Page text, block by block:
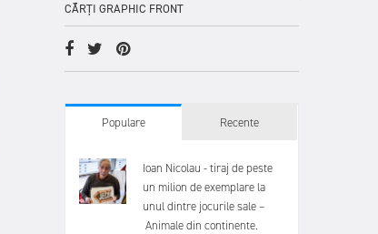
CĂRȚI GRAPHIC FRONT
Populare Recente
Ioan Nicolau - tiraj de peste
un milion de exemplare la
unul dintre jocurile sale –
Animale din continente.